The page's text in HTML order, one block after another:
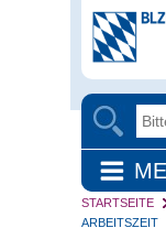
STARTSEITE
ARBEITSZEIT